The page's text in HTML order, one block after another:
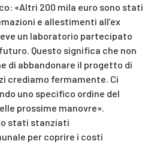
«Altri 200 mila euro sono stati
e allestimenti all’ex
un laboratorio partecipato
Questo significa che non
di abbandonare il progetto di
crediamo fermamente. Ci
uno specifico ordine del
prossime manovre».
stati stanziati
per coprire i costi